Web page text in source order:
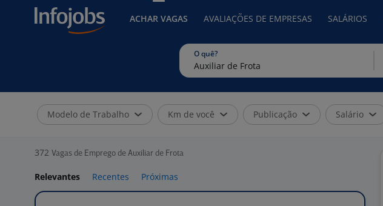
ACHAR VAGAS AVALIAÇÕES DE EMPRESAS SALÁRIOS
O quê?
Modelo de Trabalho Km de você Publicação Salário
372 Vagas de Emprego de Auxiliar de Frota
Relevantes Recentes Próximas